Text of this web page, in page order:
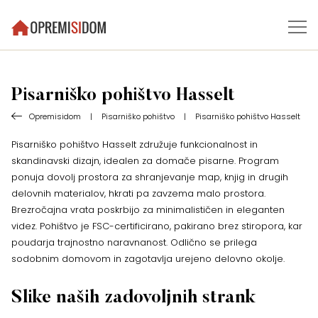
Pisarniško pohištvo Hasselt
Opremisidom | Pisarniško pohištvo | Pisarniško pohištvo Hasselt
Pisarniško pohištvo Hasselt združuje funkcionalnost in
skandinavski dizajn, idealen za domače pisarne. Program
ponuja dovolj prostora za shranjevanje map, knjig in drugih
delovnih materialov, hkrati pa zavzema malo prostora.
Brezročajna vrata poskrbijo za minimalističen in eleganten
videz. Pohištvo je FSC-certificirano, pakirano brez stiropora, kar
poudarja trajnostno naravnanost. Odlično se prilega
sodobnim domovom in zagotavlja urejeno delovno okolje.
Slike naših zadovoljnih strank